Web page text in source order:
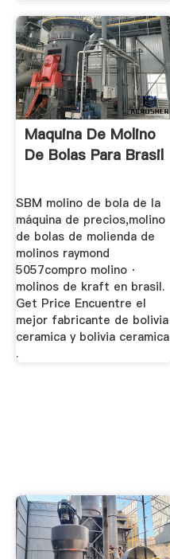
Maquina De Molino
De Bolas Para Brasil
SBM molino de bola de la
máquina de precios,molino
de bolas de molienda de
molinos raymond
5057compro molino ·
molinos de kraft en brasil.
Get Price Encuentre el
mejor fabricante de bolivia
ceramica y bolivia ceramica
.